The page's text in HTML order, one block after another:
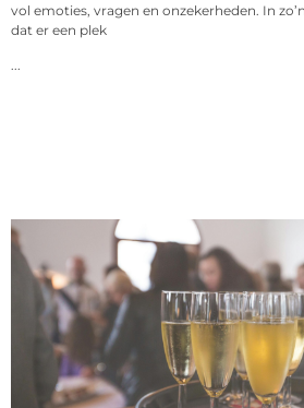
vol emoties, vragen en onzekerheden. In
dat er een plek
...